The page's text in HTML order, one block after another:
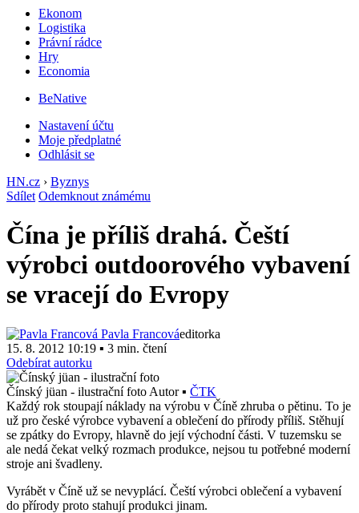
Ekonom
Logistika
Právní rádce
Hry
Economia
BeNative
Nastavení účtu
Moje předplatné
Odhlásit se
HN.cz › Byznys
Sdílet Odemknout známému
Čína je příliš drahá. Čeští
výrobci outdoorového vybavení
se vracejí do Evropy
Pavla Francováeditorka
15. 8. 2012 10:19 ▪ 3 min. čtení
Odebírat autorku
Čínský jüan - ilustrační foto Autor ▪ ČTK
Každý rok stoupají náklady na výrobu v Číně zhruba o pětinu. To je
už pro české výrobce vybavení a oblečení do přírody příliš. Stěhují
se zpátky do Evropy, hlavně do její východní části. V tuzemsku se
ale nedá čekat velký rozmach produkce, nejsou tu potřebné moderní
stroje ani švadleny.
Vyrábět v Číně už se nevyplácí. Čeští výrobci oblečení a vybavení
do přírody proto stahují produkci jinam.